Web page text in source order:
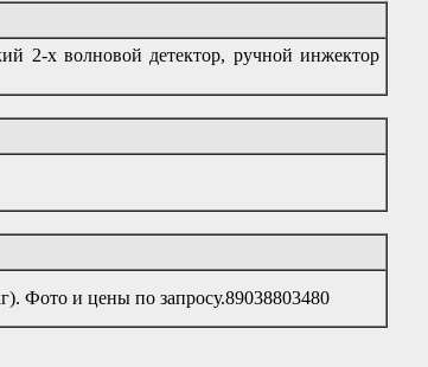
2-х волновой детектор, ручной инжектор
Фото и цены по запросу.89038803480